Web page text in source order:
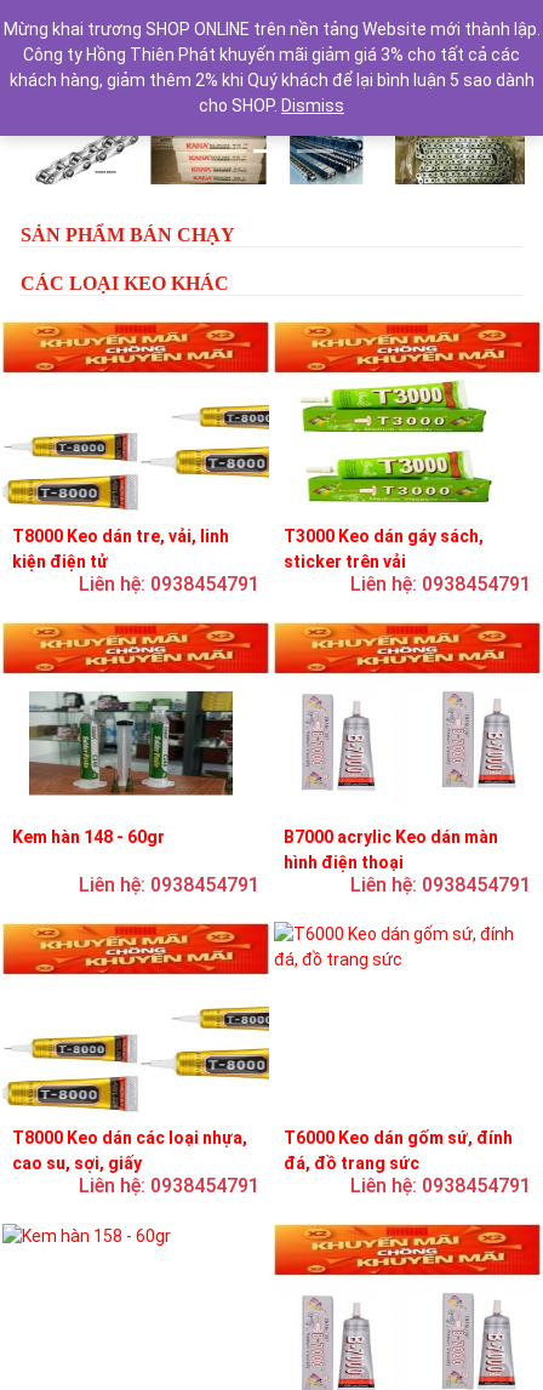
Previous Next
SẢN PHẨM BÁN CHẠY
CÁC LOẠI KEO KHÁC
T8000 Keo dán tre, vải, linh
kiện điện tử
Liên hệ: 0938454791
T3000 Keo dán gáy sách,
sticker trên vải
Liên hệ: 0938454791
Kem hàn 148 - 60gr
Liên hệ: 0938454791
B7000 acrylic Keo dán màn
hình điện thoại
Liên hệ: 0938454791
T8000 Keo dán các loại nhựa,
cao su, sợi, giấy
Liên hệ: 0938454791
T6000 Keo dán gốm sứ, đính
đá, đồ trang sức
Liên hệ: 0938454791
Mừng khai trương SHOP ONLINE trên nền tảng Website mới thành lập.
Công ty Hồng Thiên Phát khuyến mãi giảm giá 3% cho tất cả các
khách hàng, giảm thêm 2% khi Quý khách để lại bình luận 5 sao dành
cho SHOP. Dismiss